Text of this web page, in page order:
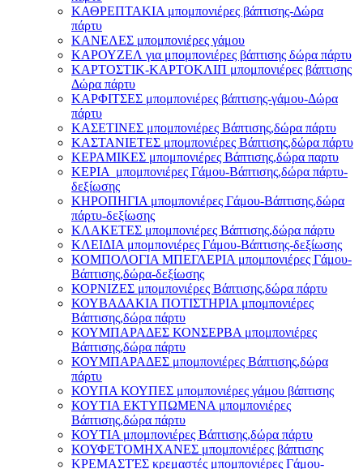
ΚΑΘΡΕΠΤΑΚΙΑ μπομπονιέρες βάπτισης-Δώρα
πάρτυ
ΚΑΝΕΛΕΣ μπομπονιέρες γάμου
ΚΑΡΟΥΖΕΛ για μπομπονιέρες βάπτισης δώρα πάρτυ
ΚΑΡΤΟΣΤΙΚ-ΚΑΡΤΟΚΛΙΠ μπομπονιέρες βάπτισης
Δώρα πάρτυ
ΚΑΡΦΙΤΣΕΣ μπομπονιέρες βάπτισης-γάμου-Δώρα
πάρτυ
ΚΑΣΕΤΙΝΕΣ μπομπονιέρες Βάπτισης,δώρα πάρτυ
ΚΑΣΤΑΝΙΕΤΕΣ μπομπονιέρες Βάπτισης,δώρα πάρτυ
ΚΕΡΑΜΙΚΕΣ μπομπονιέρες Βάπτισης,δώρα παρτυ
ΚΕΡΙΑ μπομπονιέρες Γάμου-Βάπτισης,δώρα πάρτυ-
δεξίωσης
ΚΗΡΟΠΗΓΙΑ μπομπονιέρες Γάμου-Βάπτισης,δώρα
πάρτυ-δεξίωσης
ΚΛΑΚΕΤΕΣ μπομπονιέρες Βάπτισης,δώρα πάρτυ
ΚΛΕΙΔΙΑ μπομπονιέρες Γάμου-Βάπτισης-δεξίωσης
ΚΟΜΠΟΛΟΓΙΑ ΜΠΕΓΛΕΡΙΑ μπομπονιέρες Γάμου-
Βάπτισης,δώρα-δεξίωσης
ΚΟΡΝΙΖΕΣ μπομπονιέρες Βάπτισης,δώρα πάρτυ
ΚΟΥΒΑΔΑΚΙΑ ΠΟΤΙΣΤΗΡΙΑ μπομπονιέρες
Βάπτισης,δώρα πάρτυ
ΚΟΥΜΠΑΡΑΔΕΣ ΚΟΝΣΕΡΒΑ μπομπονιέρες
Βάπτισης,δώρα πάρτυ
ΚΟΥΜΠΑΡΑΔΕΣ μπομπονιέρες Βάπτισης,δώρα
πάρτυ
ΚΟΥΠΑ ΚΟΥΠΕΣ μπομπονιέρες γάμου βάπτισης
ΚΟΥΤΙΑ ΕΚΤΥΠΩΜΕΝΑ μπομπονιέρες
Βάπτισης,δώρα πάρτυ
ΚΟΥΤΙΑ μπομπονιέρες Βάπτισης,δώρα πάρτυ
ΚΟΥΦΕΤΟΜΗΧΑΝΕΣ μπομπονιέρες βάπτισης
ΚΡΕΜΑΣΤΈΣ κρεμαστές μπομπονιέρες Γάμου-